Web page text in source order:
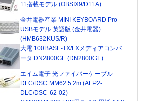
11搭載モデル (OBSIX9/D11A)
金井電器産業 MINI KEYBOARD Pro
USBモデル 英語版 (金井電器)
(HMB632KUS/R)
大電 100BASE-TX/FXメディアコンバ
ータ DN2800GE (DN2800GE)
エイム電子 光ファイバーケーブル
DLC/DSC MM62.5 2m (AFP2-
DLC/DSC-62-02)